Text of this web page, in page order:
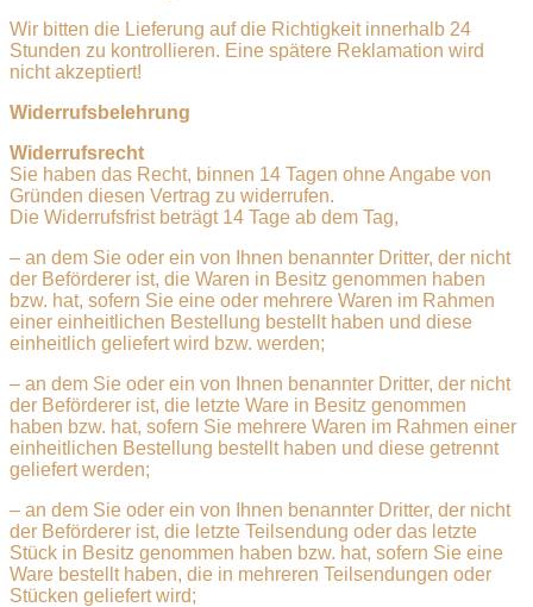
Wir bitten die Lieferung auf die Richtigkeit innerhalb 24
Stunden zu kontrollieren. Eine spätere Reklamation wird
nicht akzeptiert!
Widerrufsbelehrung
Widerrufsrecht
Sie haben das Recht, binnen 14 Tagen ohne Angabe von
Gründen diesen Vertrag zu widerrufen.
Die Widerrufsfrist beträgt 14 Tage ab dem Tag,
– an dem Sie oder ein von Ihnen benannter Dritter, der nicht
der Beförderer ist, die Waren in Besitz genommen haben
bzw. hat, sofern Sie eine oder mehrere Waren im Rahmen
einer einheitlichen Bestellung bestellt haben und diese
einheitlich geliefert wird bzw. werden;
– an dem Sie oder ein von Ihnen benannter Dritter, der nicht
der Beförderer ist, die letzte Ware in Besitz genommen
haben bzw. hat, sofern Sie mehrere Waren im Rahmen einer
einheitlichen Bestellung bestellt haben und diese getrennt
geliefert werden;
– an dem Sie oder ein von Ihnen benannter Dritter, der nicht
der Beförderer ist, die letzte Teilsendung oder das letzte
Stück in Besitz genommen haben bzw. hat, sofern Sie eine
Ware bestellt haben, die in mehreren Teilsendungen oder
Stücken geliefert wird;